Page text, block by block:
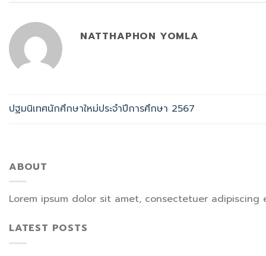
NATTHAPHON YOMLA
ปฐมนิเทศนักศึกษาใหม่ประจำปีการศึกษา 2567
ABOUT
Lorem ipsum dolor sit amet, consectetuer
LATEST POSTS